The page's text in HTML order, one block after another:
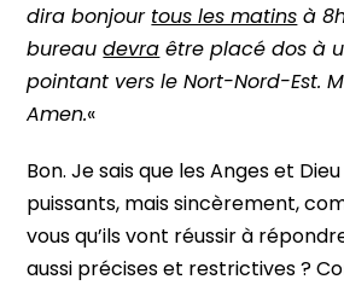
dira bonjour tous les matins à
bureaudevra être placé dos à
pointant vers le Nort-Nord-Est.
Amen.«
Bon. Je sais que les Anges et
puissants, mais sincèrement,
vous qu’ils vont réussir à
aussi précises et restrictives ?